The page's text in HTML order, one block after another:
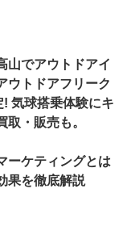
山でアウトドアイ
ウトドアフリーク
気球搭乗体験にキ
取・販売も。
ーケティングとは
果を徹底解説